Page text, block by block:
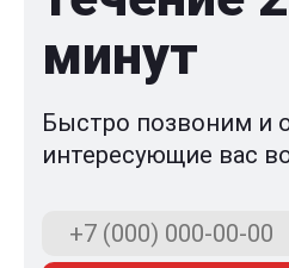
минут
Быстро позвоним и
интересующие вас